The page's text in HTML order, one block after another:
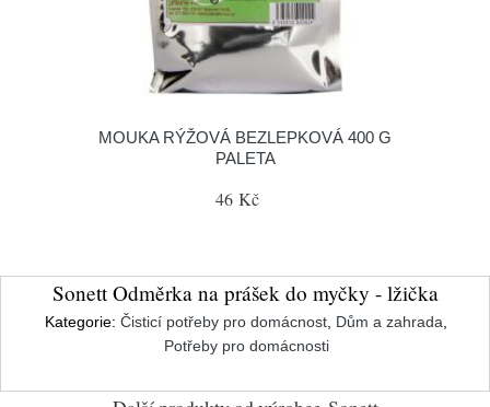
MOUKA RÝŽOVÁ BEZLEPKOVÁ 400 G
PALETA
46 Kč
Sonett Odměrka na prášek do myčky - lžička
Kategorie: Čisticí potřeby pro domácnost Dům a zahrada
Potřeby pro domácnosti